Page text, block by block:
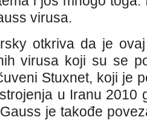
virusa.
otkriva da je
virusa koji su se
Stuxnet, koji je
u Iranu 2010
je takođe